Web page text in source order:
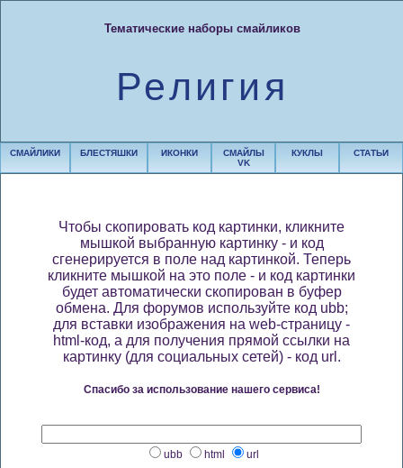
Тематические наборы смайликов
Религия
СМАЙЛИКИ БЛЕСТЯШКИ ИКОНКИ
СМАЙЛЫ
VK
КУКЛЫ СТАТЬИ
Чтобы скопировать код картинки, кликните
мышкой выбранную картинку - и код
сгенерируется в поле над картинкой. Теперь
кликните мышкой на это поле - и код картинки
будет автоматически скопирован в буфер
обмена. Для форумов используйте код ubb;
для вставки изображения на web-страницу -
html-код, а для получения прямой ссылки на
картинку (для социальных сетей) - код url.
Спасибо за использование нашего сервиса!
ubb html url